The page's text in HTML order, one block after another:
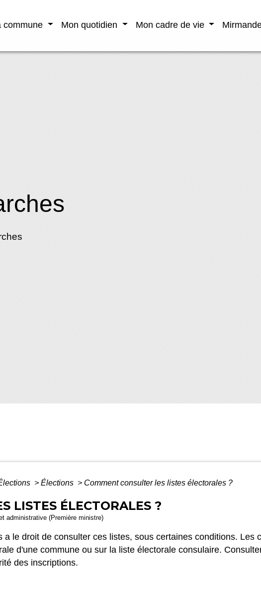
commune Mon quotidien Mon cadre de vie
> Élections > Comment consulter les listes électorales ?
LISTES ÉLECTORALES ?
administrative (Première ministre)
le droit de consulter ces listes, sous certaines conditions. Les
d'une commune ou sur la liste électorale consulaire.
des inscriptions.